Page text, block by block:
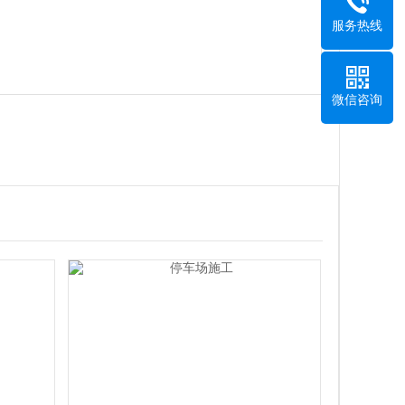
服务热线
微信咨询